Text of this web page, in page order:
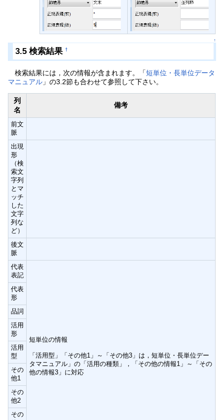
↑
3.5 検索結果 †
検索結果には，次の情報が含まれます。「短単位・長単位データ
マニュアル 」の3.2節も合わせて参照して下さい。
列
名
備考
前文
脈
出現
形
（検
索文
字列
とマ
ッチ
した
文字
列な
ど）
後文
脈
代表
表記
短単位の情報
「活用型」「その他1」～「その他3」は，短単位・長単位デー
タマニュアル」の「活用の種類」，「その他の情報1」～「その
他の情報3」に対応
代表
形
品詞
活用
形
活用
型
その
他1
その
他2
その